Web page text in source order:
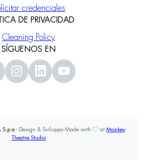
credenciales
DE PRIVACIDAD
Cleaning Policy
SÍGUENOS EN
S.p.a - Design & Sviluppo Made with at Monkey
Theatre Studio